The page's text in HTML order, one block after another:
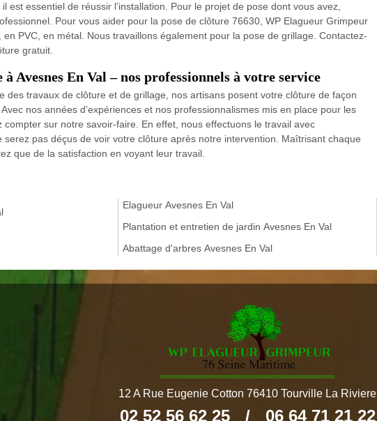
est essentiel de réussir l’installation. Pour le projet de pose dont vous avez,
Pour vous aider pour la pose de clôture 76630, WP Elagueur Grimpeur
PVC, en métal. Nous travaillons également pour la pose de grillage. Contactez-
gratuit.
Avesnes En Val – nos professionnels à votre service
des travaux de clôture et de grillage, nos artisans posent votre clôture de façon
nos années d’expériences et nos professionnalismes mis en place pour les
sur notre savoir-faire. En effet, nous effectuons le travail avec
serez pas déçus de voir votre clôture après notre intervention. Maîtrisant chaque
que de la satisfaction en voyant leur travail.
Elagueur Avesnes En Val
Plantation et entretien de jardin Avesnes En Val
Abattage d'arbres Avesnes En Val
12 A Rue Eugenie Cotton 76410 Tourville La Riviere
02 52 56 62 25 / 06 64 71 21 22